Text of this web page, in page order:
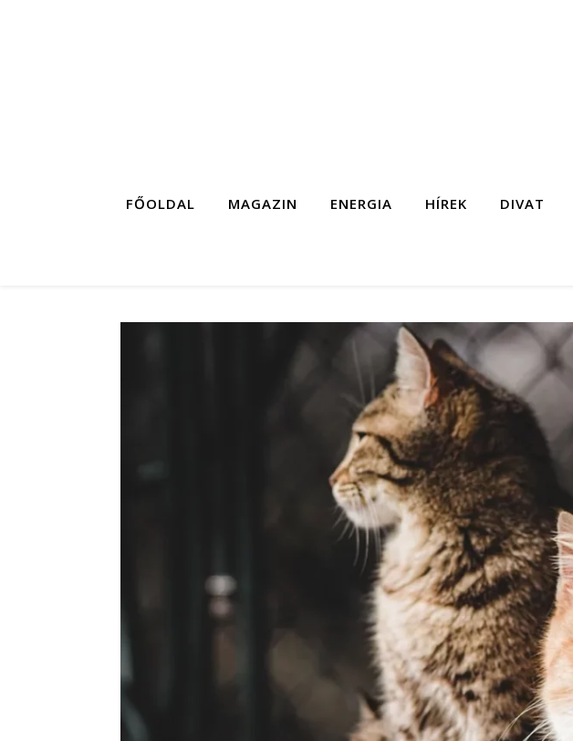
FŐOLDAL MAGAZIN ENERGIA HÍREK DIVAT